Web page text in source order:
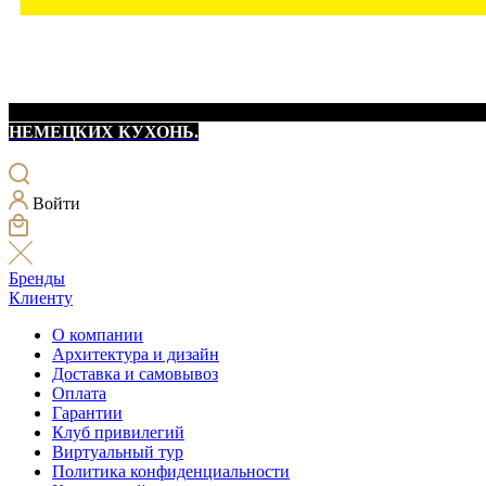
НЕМЕЦКИХ КУХОНЬ.
Войти
Бренды
Клиенту
О компании
Архитектура и дизайн
Доставка и самовывоз
Оплата
Гарантии
Клуб привилегий
Виртуальный тур
Политика конфиденциальности